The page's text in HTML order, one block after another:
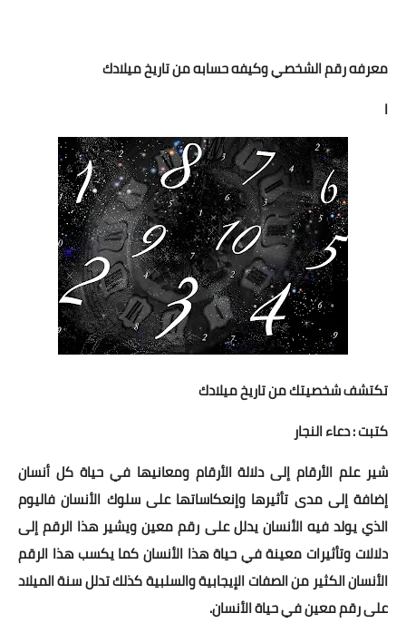
محافظات
القليوبية
الجيزة
الاسكندرية
الدقهلية
سوهاج
أسيوط
أخبار الفن
صحة
البوابة التعليمية
معرفه رقم الشخصي وكيفه حسابه من تاريخ ميلادك
ا
تكتشف شخصيتك من تاريخ ميلادك
كتبت : دعاء النجار
شير علم الأرقام إلى دلالة الأرقام ومعانيها في حياة كل أنسان
إضافة إلى مدى تأثيرها وإنعكاساتها على سلوك الأنسان فاليوم
الذي يولد فيه الأنسان يدلل على رقم معين ويشير هذا الرقم إلى
دلالات وتأثيرات معينة في حياة هذا الأنسان كما يكسب هذا الرقم
الأنسان الكثير من الصفات الإيجابية والسلبية كذلك تدلل سنة الميلاد
على رقم معين في حياة الأنسان.